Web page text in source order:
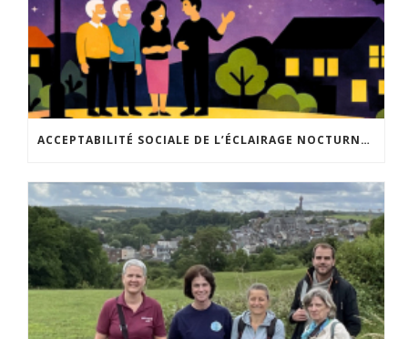
ACCEPTABILITÉ SOCIALE DE L’ÉCLAIRAGE NOCTURNE : LE REPLAY EST DISPONIBLE